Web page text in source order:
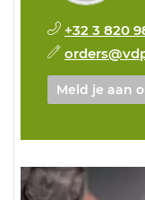
+32 3 820
Meld je aan